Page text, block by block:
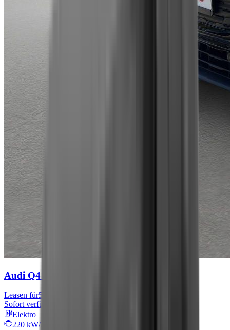
Audi Q4 e-tron
Leasen für576 € mtl.
Sofort verfügbar
Elektro
220 kW/299 PS